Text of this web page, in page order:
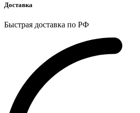
Доставка
Быстрая доставка по РФ